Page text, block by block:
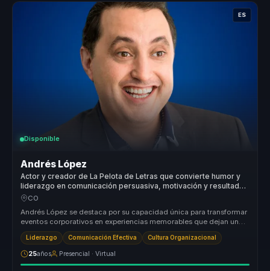
ES
Disponible
Andrés López
Actor y creador de La Pelota de Letras que convierte humor y
liderazgo en comunicación persuasiva, motivación y resultados
para empresas.
CO
Andrés López se destaca por su capacidad única para transformar
eventos corporativos en experiencias memorables que dejan una
impresión d...
Liderazgo Comunicación Efectiva Cultura Organizacional
25años Presencial · Virtual